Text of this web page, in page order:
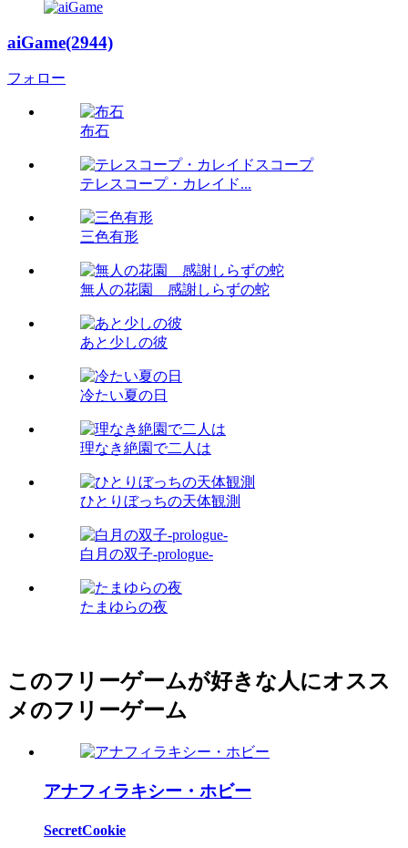
aiGame(2944)
フォロー
布石
テレスコープ・カレイド...
三色有形
無人の花園 感謝しらずの蛇
あと少しの彼
冷たい夏の日
理なき絶園で二人は
ひとりぼっちの天体観測
白月の双子-prologue-
たまゆらの夜
このフリーゲームが好きな人にオスス
メのフリーゲーム
アナフィラキシー・ホビー
SecretCookie